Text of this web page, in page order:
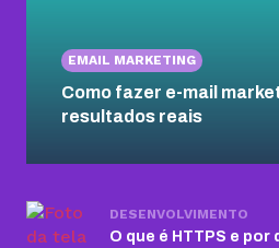
EMAIL MARKETING
Como fazer e-mail
resultados reais
DESENVOLVIMENTO
O que é HTTPS e